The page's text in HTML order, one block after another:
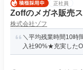
正社員
Zoffのメガネ販売
株式会社ゾフ
＼平均残業時間10時
入社90%★充実した